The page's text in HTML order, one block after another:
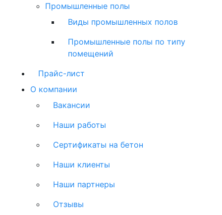
Промышленные полы
Виды промышленных полов
Промышленные полы по типу
помещений
Прайс-лист
О компании
Вакансии
Наши работы
Сертификаты на бетон
Наши клиенты
Наши партнеры
Отзывы